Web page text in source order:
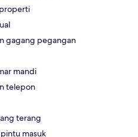
gagang pegangan
mandi
telepon
terang
masuk